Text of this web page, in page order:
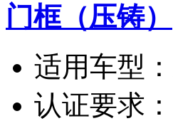
门框（压铸）
适用车型：
认证要求：